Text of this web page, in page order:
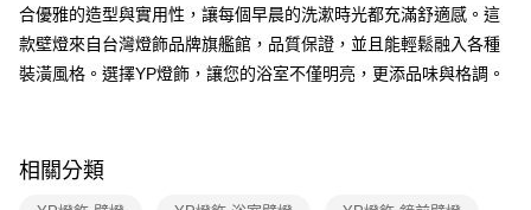
【「AFTEE先享後付」結帳流程】
１．於結帳方式選擇「AFTEE先享後付」後，將跳轉至「AFTEE先享後付」
結帳頁面，進行簡訊認證並確認金額後，即可完成結帳。
２．訂單成立數日內，您將收到繳費通知簡訊。
購買商品的店家。未經商家同意取消之訂單仍視為有效，需透過AFTEE先享
後付繳納相關費用。
※ 交易是否成功請以「AFTEE先享後付 」之結帳頁面顯示為準，若有關於
每筆NT$180，滿NT$5,000(含以上)免運費
合優雅的造型與實用性，讓每個早晨的洗漱時光都充滿舒適感。這
款壁燈來自台灣燈飾品牌旗艦館，品質保證，並且能輕鬆融入各種
裝潢風格。選擇YP燈飾，讓您的浴室不僅明亮，更添品味與格調。
相關分類